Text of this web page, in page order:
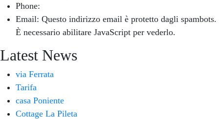
Phone:
Email: Questo indirizzo email è protetto dagli spambots.
È necessario abilitare JavaScript per vederlo.
Latest News
via Ferrata
Tarifa
casa Poniente
Cottage La Pileta